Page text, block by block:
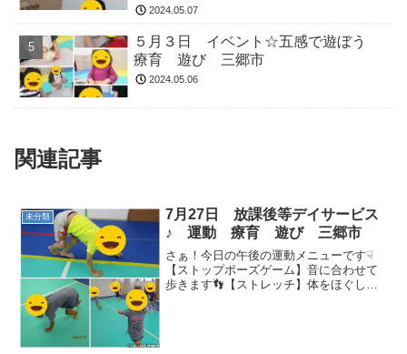
2024.05.07
５月３日 イベント☆五感で遊ぼう
療育 遊び 三郷市
2024.05.06
関連記事
未分類
7月27日 放課後等デイサービス
♪ 運動 療育 遊び 三郷市
さぁ！今日の午後の運動メニューです☟
【ストップポーズゲーム】音に合わせて
歩きます👣【ストレッチ】体をほぐして